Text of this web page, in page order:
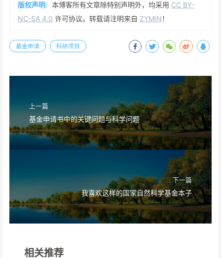
版权声明: 本博客所有文章除特别声明外，均采用 CC BY-
NC-SA 4.0 许可协议。转载请注明来自 ZYMIN！
基金申请 科研项目
上一篇
基金申请书中的关键问题与科学问题
下一篇
我喜欢这样的国家自然科学基金本子
相关推荐